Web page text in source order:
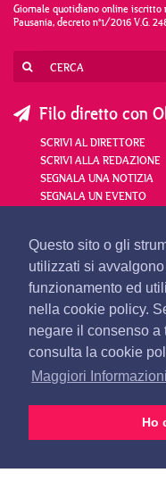
Questo sito o gli
utilizzati si
funzionamento ed
nella cookie policy.
negare il consenso a
consulta la cookie
Maggiori Informazioni
Ho
Giornale quotidiano online iscritto
Pausania, decreto n°1/2016 V.G.
Filo diretto con
SCRIVI AL DIRETTORE
SCRIVI ALLA REDAZIONE
SEGNALA UNA NOTIZIA
SEGNALA UN EVENTO
REDAZIONE PUBBLICITÀ